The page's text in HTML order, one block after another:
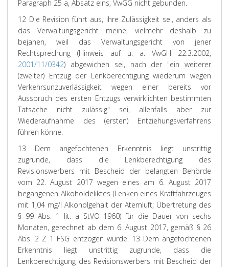
Paragraph 25 a, Absatz eins, VwGG nicht gebunden.
12 Die Revision führt aus, ihre Zulässigkeit sei, anders als
das Verwaltungsgericht meine, vielmehr deshalb zu
bejahen, weil das Verwaltungsgericht von jener
Rechtsprechung (Hinweis auf u. a. VwGH 22.3.2002,
2001/11/0342) abgewichen sei, nach der "ein weiterer
(zweiter) Entzug der Lenkberechtigung wiederum wegen
Verkehrsunzuverlässigkeit wegen einer bereits vor
Ausspruch des ersten Entzugs verwirklichten bestimmten
Tatsache nicht zulässig" sei, allenfalls aber zur
Wiederaufnahme des (ersten) Entziehungsverfahrens
führen könne.
13 Dem angefochtenen Erkenntnis liegt unstrittig
zugrunde, dass die Lenkberechtigung des
Revisionswerbers mit Bescheid der belangten Behörde
vom 22. August 2017 wegen eines am 6. August 2017
begangenen Alkoholdeliktes (Lenken eines Kraftfahrzeuges
mit 1,04 mg/l Alkoholgehalt der Atemluft; Übertretung des
§ 99 Abs. 1 lit. a StVO 1960) für die Dauer von sechs
Monaten, gerechnet ab dem 6. August 2017, gemäß § 26
Abs. 2 Z 1 FSG entzogen wurde.13 Dem angefochtenen
Erkenntnis liegt unstrittig zugrunde, dass die
Lenkberechtigung des Revisionswerbers mit Bescheid der